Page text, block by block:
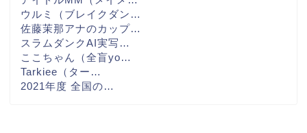
ウルミ（ブレイクダン…
佐藤茉那アナのカップ…
スラムダンクAI実写…
ここちゃん（全盲yo…
Tarkiee（ター…
2021年度 全国の…